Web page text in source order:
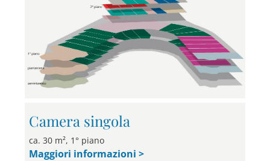
Camera singola
ca. 30 m², 1° piano
Maggiori informazioni >